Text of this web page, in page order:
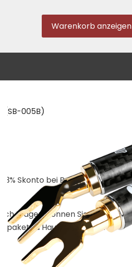
Warenkorb anzeigen
(SB-005B)
Skonto bei Bestellung per E-
Fragen, können Sie das
zu Hause erproben.